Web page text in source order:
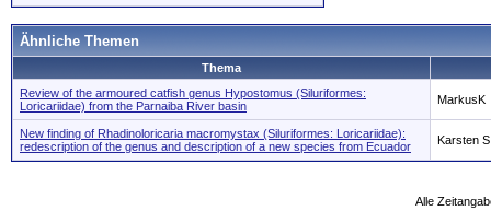
Ähnliche Themen
Thema
Review of the armoured catfish genus Hypostomus (Siluriformes:
Loricariidae) from the Parnaiba River basin
MarkusK
New finding of Rhadinoloricaria macromystax (Siluriformes: Loricariidae):
redescription of the genus and description of a new species from Ecuador
Karsten
Alle